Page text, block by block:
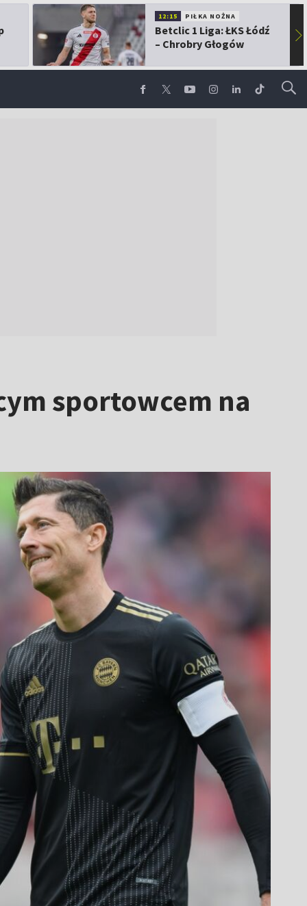
12:15 PIŁKA NOŻNA
Betclic 1 Liga: ŁKS Łódź
– Chrobry Głogów
▶
sportowcem na